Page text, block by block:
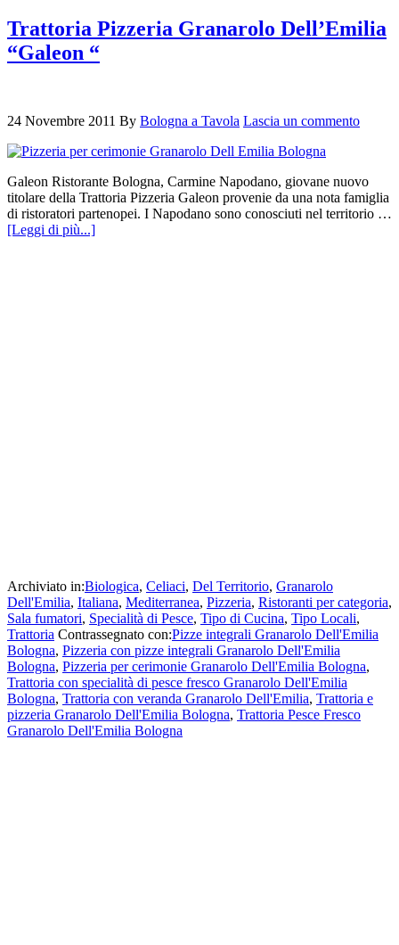
Trattoria Pizzeria Granarolo Dell’Emilia
“Galeon “
24 Novembre 2011 By Bologna a Tavola Lascia un commento
Galeon Ristorante Bologna, Carmine Napodano, giovane nuovo
titolare della Trattoria Pizzeria Galeon provenie da una nota famiglia
di ristoratori partenopei. I Napodano sono conosciuti nel territorio …
[Leggi di più...]
Archiviato in:Biologica, Celiaci, Del Territorio, Granarolo
Dell'Emilia, Italiana, Mediterranea, Pizzeria, Ristoranti per categoria,
Sala fumatori, Specialità di Pesce, Tipo di Cucina, Tipo Locali,
Trattoria Contrassegnato con:Pizze integrali Granarolo Dell'Emilia
Bologna, Pizzeria con pizze integrali Granarolo Dell'Emilia
Bologna, Pizzeria per cerimonie Granarolo Dell'Emilia Bologna,
Trattoria con specialità di pesce fresco Granarolo Dell'Emilia
Bologna, Trattoria con veranda Granarolo Dell'Emilia, Trattoria e
pizzeria Granarolo Dell'Emilia Bologna, Trattoria Pesce Fresco
Granarolo Dell'Emilia Bologna